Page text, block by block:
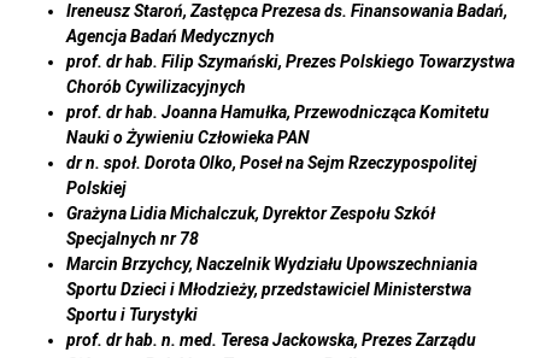
Ireneusz Staroń, Zastępca Prezesa ds. Finansowania Badań,
Agencja Badań Medycznych
prof. dr hab. Filip Szymański, Prezes Polskiego Towarzystwa
Chorób Cywilizacyjnych
prof. dr hab. Joanna Hamułka, Przewodnicząca Komitetu
Nauki o Żywieniu Człowieka PAN
dr n. społ. Dorota Olko, Poseł na Sejm Rzeczypospolitej
Polskiej
Grażyna Lidia Michalczuk, Dyrektor Zespołu Szkół
Specjalnych nr 78
Marcin Brzychcy, Naczelnik Wydziału Upowszechniania
Sportu Dzieci i Młodzieży, przedstawiciel Ministerstwa
Sportu i Turystyki
prof. dr hab. n. med. Teresa Jackowska, Prezes Zarządu